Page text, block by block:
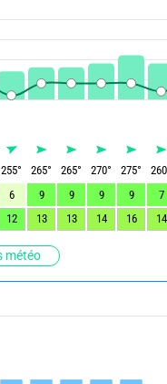
météo
255° 265° 265° 270° 275°
260
6 9 9 9 9
7
12 13 13 14 16 14